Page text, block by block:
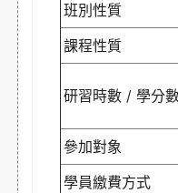
班別性質
課程性質
研習時數 / 學分
參加對象
學員繳費方式